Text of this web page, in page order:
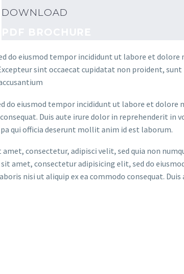
DOWNLOAD
do eiusmod tempor incididunt ut labore et dolore
sint occaecat cupidatat non proident,
eiusmod tempor incididunt ut labore et dolore
Duis aute irure dolor in reprehenderit
qui officia deserunt mollit anim id est laborum.
consectetur, adipisci velit, sed quia non
amet, consectetur adipisicing elit, sed do
nisi ut aliquip ex ea commodo consequat. Duis